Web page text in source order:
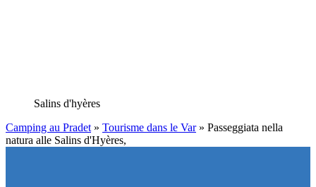
Salins d'hyères
Camping au Pradet » Tourisme dans le Var» Passeggiata nella
natura alle Salins d'Hyères,